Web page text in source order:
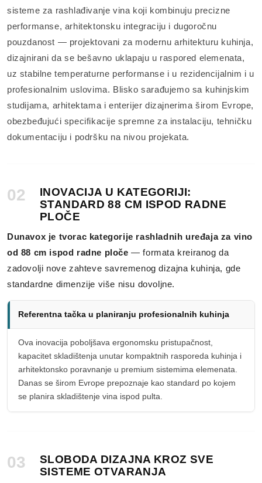
sisteme za rashlađivanje vina koji kombinuju precizne
performanse, arhitektonsku integraciju i dugoročnu
pouzdanost — projektovani za modernu arhitekturu kuhinja,
dizajnirani da se bešavno uklapaju u raspored elemenata,
uz stabilne temperaturne performanse i u rezidencijalnim i u
profesionalnim uslovima. Blisko sarađujemo sa kuhinjskim
studijama, arhitektama i enterijer dizajnerima širom Evrope,
obezbeđujući specifikacije spremne za instalaciju, tehničku
dokumentaciju i podršku na nivou projekata.
02
INOVACIJA U KATEGORIJI:
STANDARD 88 CM ISPOD RADNE
PLOČE
Dunavox je tvorac kategorije rashladnih uređaja za vino
od 88 cm ispod radne ploče — formata kreiranog da
zadovolji nove zahteve savremenog dizajna kuhinja, gde
standardne dimenzije više nisu dovoljne.
Referentna tačka u planiranju profesionalnih kuhinja
Ova inovacija poboljšava ergonomsku pristupačnost,
kapacitet skladištenja unutar kompaktnih rasporeda kuhinja i
arhitektonsko poravnanje u premium sistemima elemenata.
Danas se širom Evrope prepoznaje kao standard po kojem
se planira skladištenje vina ispod pulta.
03
SLOBODA DIZAJNA KROZ SVE
SISTEME OTVARANJA